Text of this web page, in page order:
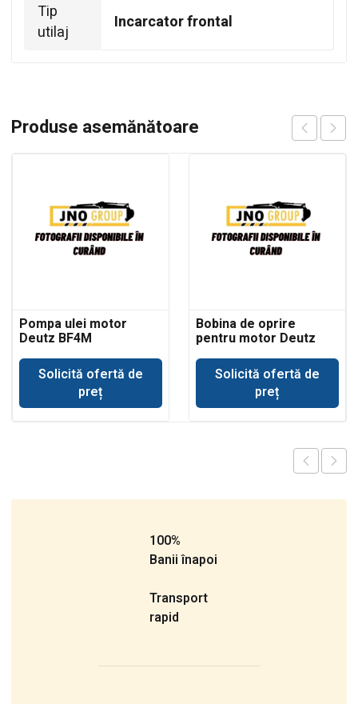
Tip
utilaj
Incarcator frontal
Produse asemănătoare
Pompa ulei motor
Deutz BF4M
Solicită ofertă de
preț
Bobina de oprire
pentru motor Deutz
Solicită ofertă de
preț
100%
Banii înapoi
Transport
rapid